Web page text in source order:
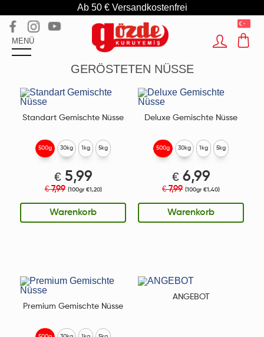
Ab 50 € Versandkostenfrei
MENÜ
GERÖSTETEN NÜSSE
Standart Gemischte Nüsse
500g
€ 5,99
€7,99 (100gr €1,20)
Warenkorb
30kg 1kg 5kg
Deluxe Gemischte Nüsse
500g
€ 6,99
€7,99 (100gr €1,40)
Warenkorb
30kg 1kg 5kg
Premium Gemischte Nüsse
ANGEBOT